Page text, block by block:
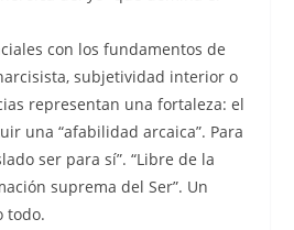
con los fundamentos de
subjetividad interior o
representan una fortaleza: el
una “afabilidad arcaica”. Para
ser para sí”. “Libre de la
suprema del Ser”. Un
todo.